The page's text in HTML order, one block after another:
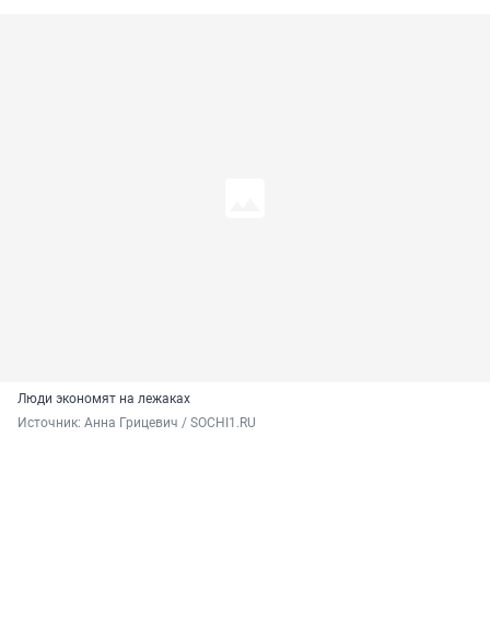
Люди экономят на лежаках
Источник: Анна Грицевич / SOCHI1.RU